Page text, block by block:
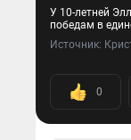
У 10-летней
победам в
Источник:
0